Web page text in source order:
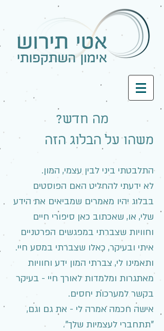
מה חדש?
משהו על הבלוג הזה
התלבטתי ביני לבין עצמי, המון.
לא ידעתי להחליט האם הפוסטים
בבלוג יהיו מאמרים שמביאים את הידע
שלי, או, שאכתוב כאן סיפורי חיים
וחוויות שצברתי במפגשים הפרטניים
איתי ובעיקר, כאלו שצברתי במסע חיי.
ותאמינו לי, צברתי המון ידע וחוויות
מאתגרות ומלמדות לאורך חיי - בעיקר
בקשר למערכות יחסים.
אישה חכמה אמרה לי - את גם וגם,
"תתחברי לעצמיות שלך".